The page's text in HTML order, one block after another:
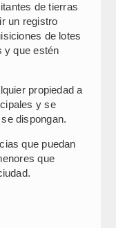
de tierras
un registro
de lotes
y que estén
propiedad a
y se
dispongan.
que puedan
que